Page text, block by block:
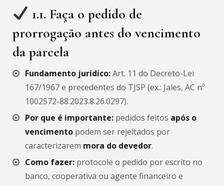
1.1. Faça o pedido de
prorrogação antes do vencimento
da parcela
Fundamento jurídico:Art. 11 do Decreto-Lei
167/1967 e precedentes do TJSP (ex.: Jales, AC nº
1002572-88.2023.8.26.0297).
Por que é importante: pedidos feitos após o
vencimento podem ser rejeitados por
caracterizarem mora do devedor.
Como fazer: protocole o pedido por escrito no
banco, cooperativa ou agente financeiro e